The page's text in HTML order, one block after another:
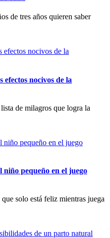
de tres años quieren saber
nocivos de la
de milagros que logra la
niño pequeño en el juego
solo está feliz mientras juega